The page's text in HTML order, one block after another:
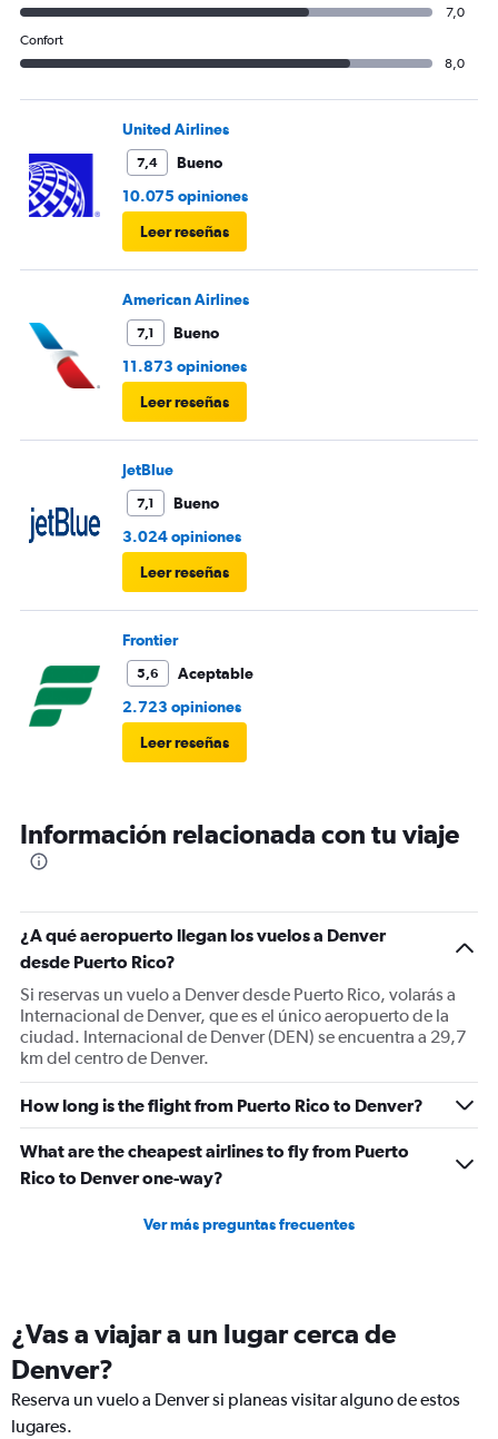
7,0
Confort
8,0
United Airlines
7,4
Bueno
10.075 opiniones
Leer reseñas
American Airlines
7,1
Bueno
11.873 opiniones
Leer reseñas
JetBlue
7,1
Bueno
3.024 opiniones
Leer reseñas
Frontier
5,6
Aceptable
2.723 opiniones
Leer reseñas
Información relacionada con tu viaje
¿A qué aeropuerto llegan los vuelos a Denver
desde Puerto Rico?
Si reservas un vuelo a Denver desde Puerto Rico, volarás a
Internacional de Denver, que es el único aeropuerto de la
ciudad. Internacional de Denver (DEN) se encuentra a 29,7
km del centro de Denver.
How long is the flight from Puerto Rico to Denver?
What are the cheapest airlines to fly from Puerto
Rico to Denver one-way?
Ver más preguntas frecuentes
¿Vas a viajar a un lugar cerca de
Denver?
Reserva un vuelo a Denver si planeas visitar alguno de estos
lugares.